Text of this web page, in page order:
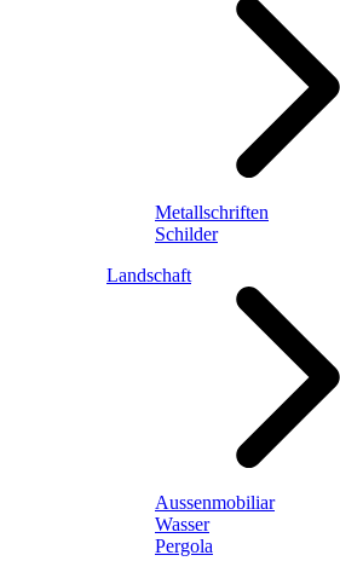
Metallschriften
Schilder
Landschaft
Aussenmobiliar
Wasser
Pergola